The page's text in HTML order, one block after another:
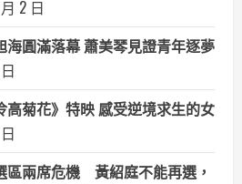
2 日
海圓滿落幕 蕭美琴見證青年逐夢
高菊花》特映 感受逆境求生的女
區兩席危機 黃紹庭不能再選，